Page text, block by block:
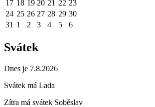
17 18 19 20 21 22 23
24 25 26 27 28 29 30
31 1 2 3 4 5 6
Svátek
Dnes je 7.8.2026
Svátek má Lada
Zítra má svátek Soběslav